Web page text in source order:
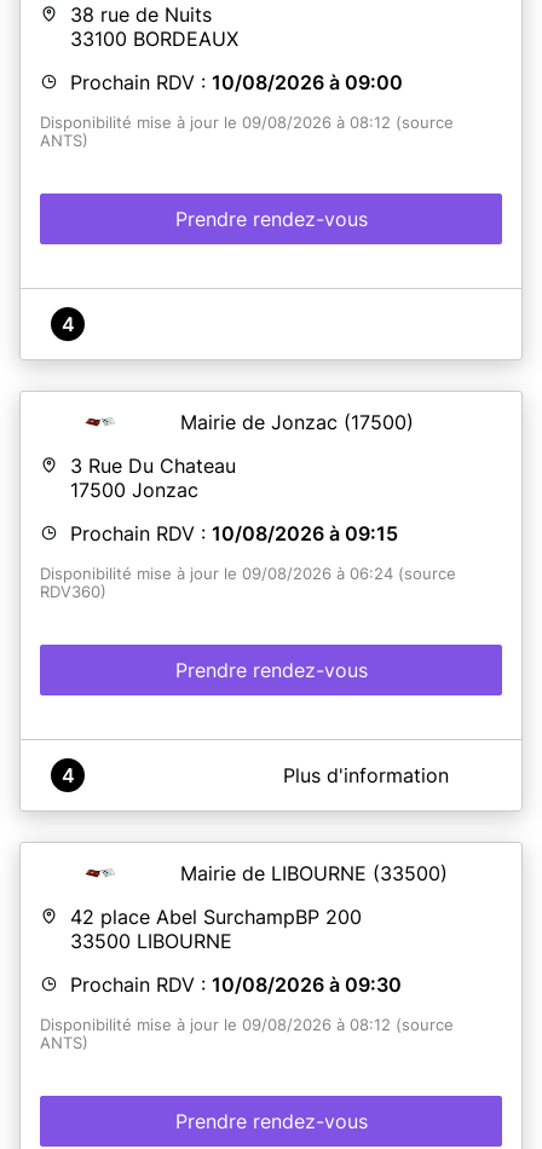
38 rue de Nuits
33100 BORDEAUX
Prochain RDV : 10/08/2026 à 09:00
Disponibilité mise à jour le 09/08/2026 à 08:12 (source
ANTS)
Prendre rendez-vous
4
Mairie de Jonzac (17500)
3 Rue Du Chateau
17500 Jonzac
Prochain RDV : 10/08/2026 à 09:15
Disponibilité mise à jour le 09/08/2026 à 06:24 (source
RDV360)
Prendre rendez-vous
A propos de Mairie de JONZAC
4 Plus d'information
Mairie de LIBOURNE (33500)
42 place Abel SurchampBP 200
33500 LIBOURNE
Prochain RDV : 10/08/2026 à 09:30
Disponibilité mise à jour le 09/08/2026 à 08:12 (source
ANTS)
Prendre rendez-vous